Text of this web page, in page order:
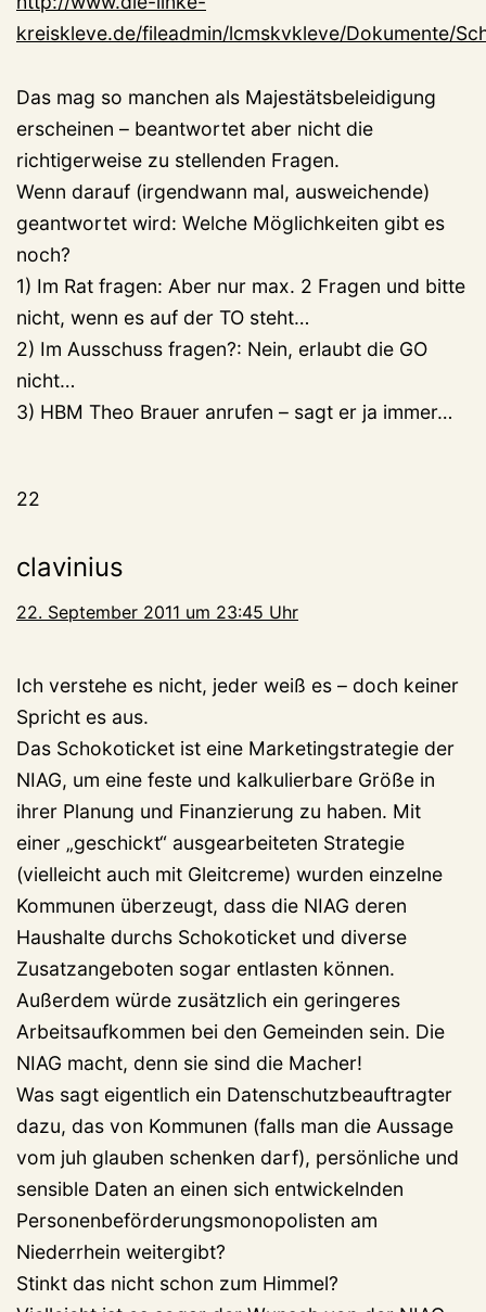
kreiskleve.de/fileadmin/lcmskvkleve/Dokumente/
Das mag so manchen als Majestätsbeleidigung
erscheinen – beantwortet aber nicht die
richtigerweise zu stellenden Fragen.
Wenn darauf (irgendwann mal, ausweichende)
geantwortet wird: Welche Möglichkeiten gibt es
noch?
1) Im Rat fragen: Aber nur max. 2 Fragen und bitte
nicht, wenn es auf der TO steht…
2) Im Ausschuss fragen?: Nein, erlaubt die GO
nicht…
3) HBM Theo Brauer anrufen – sagt er ja immer…
22
clavinius
22. September 2011 um 23:45 Uhr
Ich verstehe es nicht, jeder weiß es – doch keiner
Spricht es aus.
Das Schokoticket ist eine Marketingstrategie der
NIAG, um eine feste und kalkulierbare Größe in
ihrer Planung und Finanzierung zu haben. Mit
einer „geschickt“ ausgearbeiteten Strategie
(vielleicht auch mit Gleitcreme) wurden einzelne
Kommunen überzeugt, dass die NIAG deren
Haushalte durchs Schokoticket und diverse
Zusatzangeboten sogar entlasten können.
Außerdem würde zusätzlich ein geringeres
Arbeitsaufkommen bei den Gemeinden sein. Die
NIAG macht, denn sie sind die Macher!
Was sagt eigentlich ein Datenschutzbeauftragter
dazu, das von Kommunen (falls man die Aussage
vom juh glauben schenken darf), persönliche und
sensible Daten an einen sich entwickelnden
Personenbeförderungsmonopolisten am
Niederrhein weitergibt?
Stinkt das nicht schon zum Himmel?